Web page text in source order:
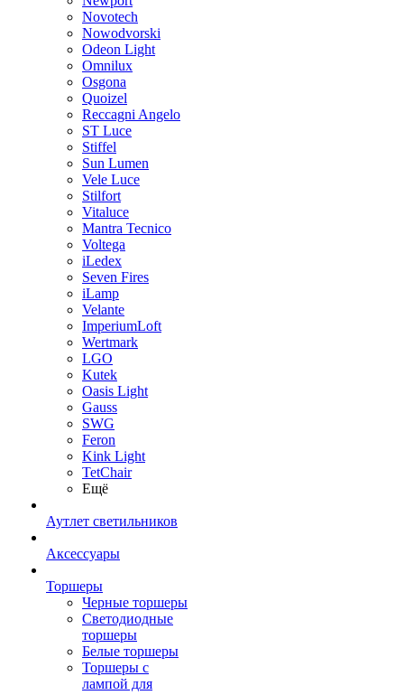
Novotech
Nowodvorski
Odeon Light
Omnilux
Osgona
Quoizel
Reccagni Angelo
ST Luce
Stiffel
Sun Lumen
Vele Luce
Stilfort
Vitaluce
Mantra Tecnico
Voltega
iLedex
Seven Fires
iLamp
Velante
ImperiumLoft
Wertmark
LGO
Kutek
Oasis Light
Gauss
SWG
Feron
Kink Light
TetСhair
Ещё
Аутлет светильников
Аксессуары
Торшеры
Черные торшеры
Светодиодные
торшеры
Белые торшеры
Торшеры с
лампой для